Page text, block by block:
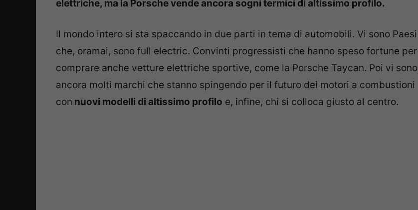
elettriche, ma la Porsche vende ancora sogni termici di altissimo profilo.
Il mondo intero si sta spaccando in due parti in tema di automobili. Vi sono Paesi
che, oramai, sono full electric. Convinti progressisti che hanno speso fortune per
comprare anche vetture elettriche sportive, come la Porsche Taycan. Poi vi sono
ancora molti marchi che stanno spingendo per il futuro dei motori a combustioni
con nuovi modelli di altissimo profilo e, infine, chi si colloca giusto al centro.